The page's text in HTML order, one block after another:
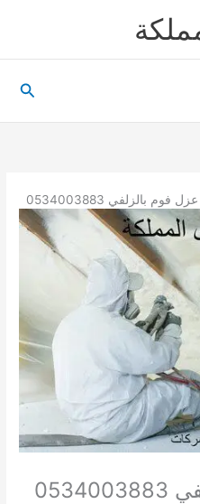
بالزلفي 0534003883